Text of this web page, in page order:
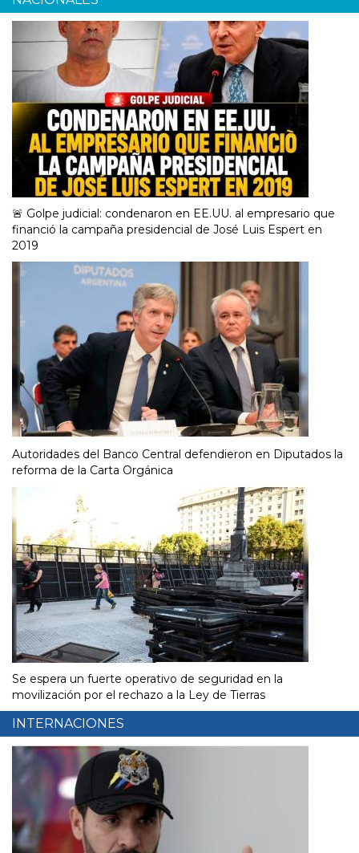
🚨 Golpe judicial: condenaron en EE.UU. al empresario que
financió la campaña presidencial de José Luis Espert en
2019
Autoridades del Banco Central defendieron en Diputados la
reforma de la Carta Orgánica
Se espera un fuerte operativo de seguridad en la
movilización por el rechazo a la Ley de Tierras
INTERNACIONES